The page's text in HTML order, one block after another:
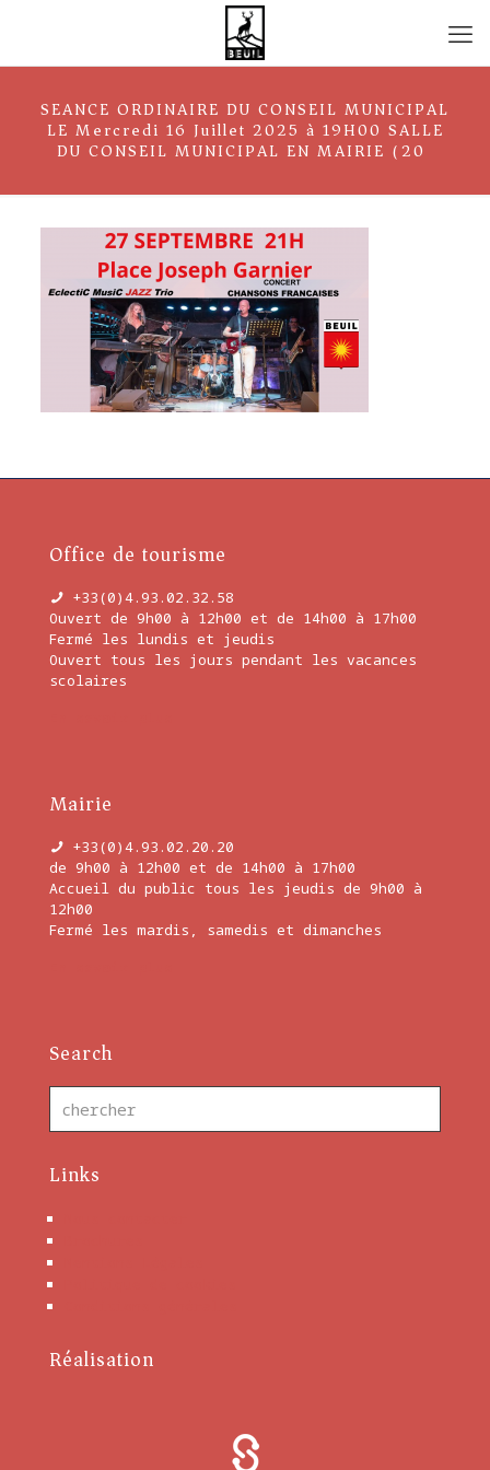
SEANCE ORDINAIRE DU CONSEIL MUNICIPAL
LE Mercredi 16 Juillet 2025 à 19H00 SALLE
DU CONSEIL MUNICIPAL EN MAIRIE (20)
Office de tourisme
+33(0)4.93.02.32.58
Ouvert de 9h00 à 12h00 et de 14h00 à 17h00
Fermé les lundis et jeudis
Ouvert tous les jours pendant les vacances
scolaires
Mairie
+33(0)4.93.02.20.20
de 9h00 à 12h00 et de 14h00 à 17h00
Accueil du public tous les jeudis de 9h00 à
12h00
Fermé les mardis, samedis et dimanches
Search
Links
Réalisation